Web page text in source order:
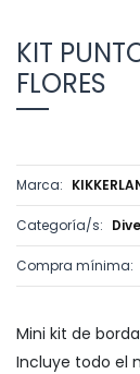
KIT
FLORES
Marca:
Categoría/s:
Compra mínima:
Mini kit de
Incluye todo el